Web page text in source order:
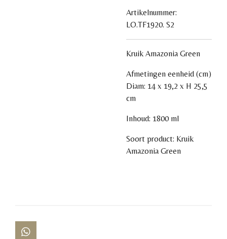
Artikelnummer:
LO.TF1920. S2
Kruik Amazonia Green
Afmetingen eenheid (cm)
Diam: 14 x 19,2 x H 25,5
cm
Inhoud: 1800 ml
Soort product: Kruik
Amazonia Green
W